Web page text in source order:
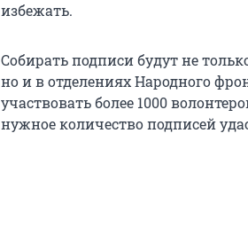
избежать.
Собирать подписи будут не
но и в отделениях Народного
участвовать более 1000
нужное количество подписей